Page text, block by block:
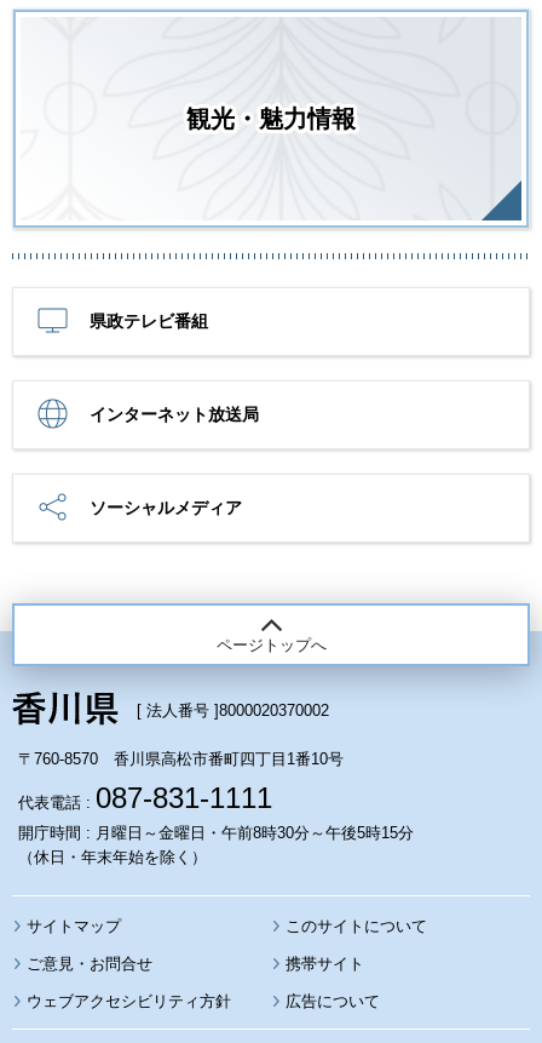
観光・魅力情報
県政テレビ番組
インターネット放送局
ソーシャルメディア
ページトップへ
[ 法人番号 ]8000020370002
〒760-8570 香川県高松市番町四丁目1番10号
代表電話 : 087-831-1111
開庁時間 : 月曜日～金曜日・午前8時30分～午後5時15分
（休日・年末年始を除く）
サイトマップ このサイトについて
携帯サイト
ウェブアクセシビリティ方針 広告について